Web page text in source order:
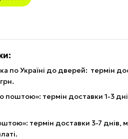
по Україні до дверей: термін
термін доставки 1-3
термін доставки 3-7 днів,